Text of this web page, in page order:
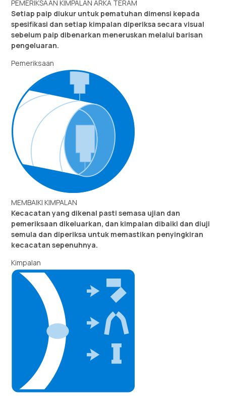
PEMERIKSAAN KIMPALAN ARKA TERAM
Setiap paip diukur untuk pematuhan dimensi kepada
spesifikasi dan setiap kimpalan diperiksa secara visual
sebelum paip dibenarkan meneruskan melalui barisan
pengeluaran.
Pemeriksaan
MEMBAIKI KIMPALAN
Kecacatan yang dikenal pasti semasa ujian dan
pemeriksaan dikeluarkan, dan kimpalan dibaiki dan diuji
semula dan diperiksa untuk memastikan penyingkiran
kecacatan sepenuhnya.
Kimpalan